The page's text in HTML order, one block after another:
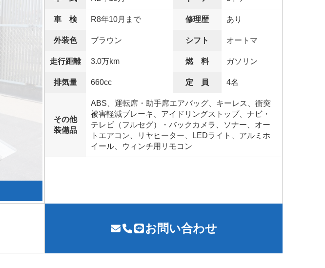
車 検 R8年10月まで 修理歴 あり
外装色 ブラウン シフト オートマ
走行距離 3.0万km 燃 料 ガソリン
排気量 660cc 定 員 4名
その他
装備品
ABS、運転席・助手席エアバッグ、キーレス、衝突
被害軽減ブレーキ、アイドリングストップ、ナビ・
テレビ（フルセグ）・バックカメラ、ソナー、オー
トエアコン、リヤヒーター、LEDライト、アルミホ
イール、ウィンチ用リモコン
お問い合わせ